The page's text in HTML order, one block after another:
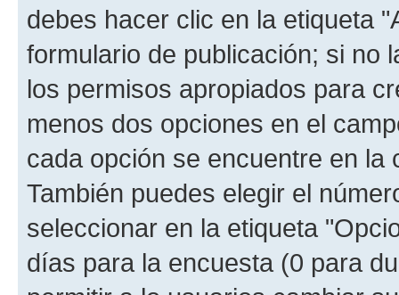
debes hacer clic en la etiqueta
formulario de publicación; si no
los permisos apropiados para
menos dos opciones en el
cada opción se encuentre en
También puedes elegir el
seleccionar en la etiqueta
días para la encuesta (0 para